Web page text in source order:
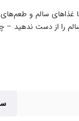
با غذاهای سالم و
را از دست ندهید